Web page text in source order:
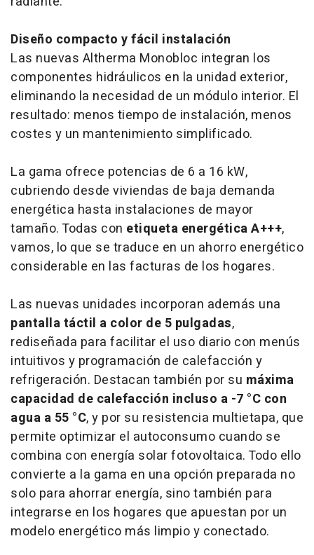
Diseño compacto y fácil instalación
Las nuevas Altherma Monobloc integran los
componentes hidráulicos en la unidad exterior,
eliminando la necesidad de un módulo interior. El
resultado: menos tiempo de instalación, menos
costes y un mantenimiento simplificado.
La gama ofrece potencias de 6 a 16 kW,
cubriendo desde viviendas de baja demanda
energética hasta instalaciones de mayor
tamaño. Todas con etiqueta energética A+++,
vamos, lo que se traduce en un ahorro energético
considerable en las facturas de los hogares.
Las nuevas unidades incorporan además una
pantalla táctil a color de 5 pulgadas,
rediseñada para facilitar el uso diario con menús
intuitivos y programación de calefacción y
refrigeración. Destacan también por su máxima
capacidad de calefacción incluso a -7 °C con
agua a 55 °C, y por su resistencia multietapa, que
permite optimizar el autoconsumo cuando se
combina con energía solar fotovoltaica. Todo ello
convierte a la gama en una opción preparada no
solo para ahorrar energía, sino también para
integrarse en los hogares que apuestan por un
modelo energético más limpio y conectado.